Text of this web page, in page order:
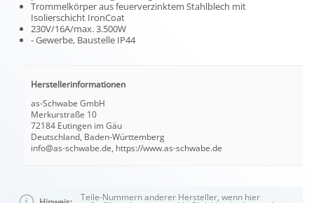
Trommelkörper aus feuerverzinktem Stahlblech mit
Isolierschicht IronCoat
230V/16A/max. 3.500W
- Gewerbe, Baustelle IP44
Herstellerinformationen
as-Schwabe GmbH
Merkurstraße 10
72184 Eutingen im Gäu
Deutschland, Baden-Württemberg
info@as-schwabe.de, https://www.as-schwabe.de
Teile-Nummern anderer Hersteller, wenn hier